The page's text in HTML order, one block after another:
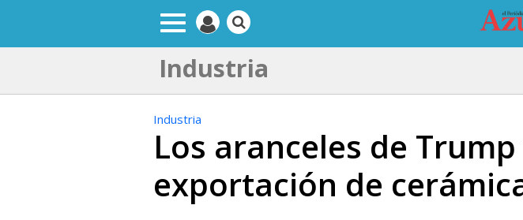
Industria
Industria
Los aranceles de
exportación de